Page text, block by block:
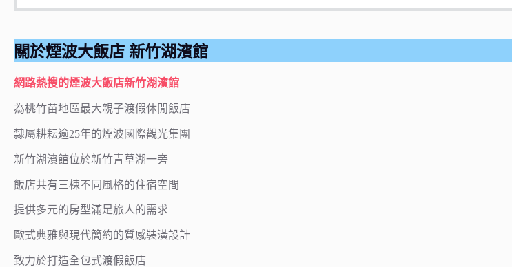
關於煙波大飯店 新竹湖濱館
網路熱搜的煙波大飯店新竹湖濱館
為桃竹苗地區最大親子渡假休閒飯店
隸屬耕耘逾25年的煙波國際觀光集團
新竹湖濱館位於新竹青草湖一旁
飯店共有三棟不同風格的住宿空間
提供多元的房型滿足旅人的需求
歐式典雅與現代簡約的質感裝潢設計
致力於打造全包式渡假飯店